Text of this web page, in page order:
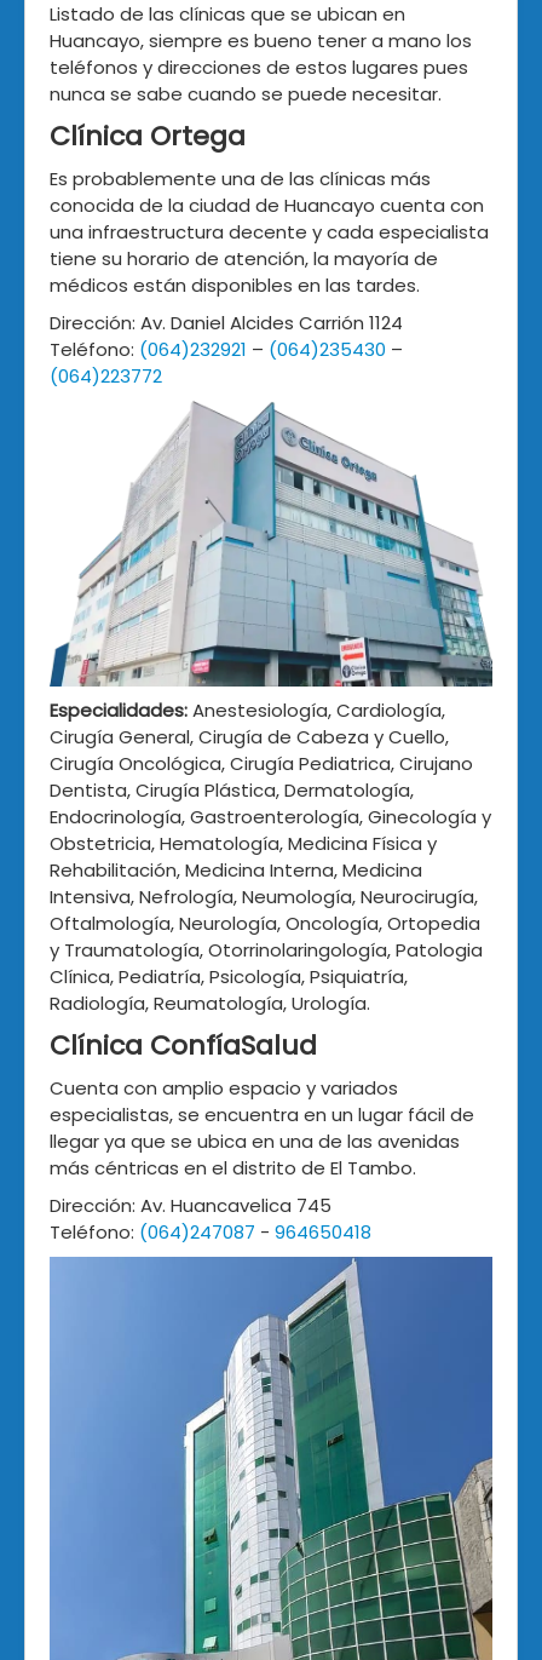
Listado de las clínicas que se ubican en
Huancayo, siempre es bueno tener a mano los
teléfonos y direcciones de estos lugares pues
nunca se sabe cuando se puede necesitar.
Clínica Ortega
Es probablemente una de las clínicas más
conocida de la ciudad de Huancayo cuenta con
una infraestructura decente y cada especialista
tiene su horario de atención, la mayoría de
médicos están disponibles en las tardes.
Dirección: Av. Daniel Alcides Carrión 1124
Teléfono: (064)232921 – (064)235430 –
(064)223772
Especialidades:Anestesiología, Cardiología,
Cirugía General, Cirugía de Cabeza y Cuello,
Cirugía Oncológica, Cirugía Pediatrica, Cirujano
Dentista, Cirugía Plástica, Dermatología,
Endocrinología, Gastroenterología, Ginecología y
Obstetricia, Hematología, Medicina Física y
Rehabilitación, Medicina Interna, Medicina
Intensiva, Nefrología, Neumología, Neurocirugía,
Oftalmología, Neurología, Oncología, Ortopedia
y Traumatología, Otorrinolaringología, Patologia
Clínica, Pediatría, Psicología, Psiquiatría,
Radiología, Reumatología, Urología.
Clínica ConfíaSalud
Cuenta con amplio espacio y variados
especialistas, se encuentra en un lugar fácil de
llegar ya que se ubica en una de las avenidas
más céntricas en el distrito de El Tambo.
Dirección: Av. Huancavelica 745
Teléfono: (064)247087 - 964650418